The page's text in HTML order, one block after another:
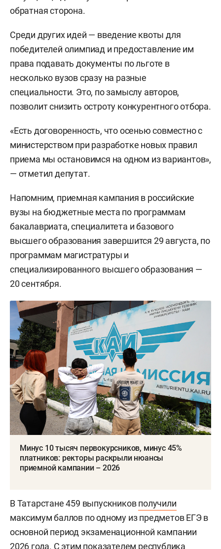
обратная сторона.
Среди других идей — введение квоты для
победителей олимпиад и предоставление им
права подавать документы по льготе в
несколько вузов сразу на разные
специальности. Это, по замыслу авторов,
позволит снизить остроту конкурентного отбора.
«Есть договоренность, что осенью совместно с
министерством при разработке новых правил
приема мы остановимся на одном из вариантов»,
— отметил депутат.
Напомним, приемная кампания в российские
вузы на бюджетные места по программам
бакалавриата, специалитета и базового
высшего образования завершится 29 августа, по
программам магистратуры и
специализированного высшего образования —
20 сентября.
Минус 10 тысяч первокурсников, минус 45%
платников: ректоры раскрыли нюансы
приемной кампании – 2026
В Татарстане 459 выпускниковполучили
максимум баллов по одному из предметов ЕГЭ в
основной период экзаменационной кампании
2026 года. С этим показателем республика